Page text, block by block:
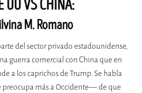
UU VS CHINA:
M. Romano
del sector privado estadounidense,
guerra comercial con China que en
a los caprichos de Trump. Se habla
más a Occidente— de que